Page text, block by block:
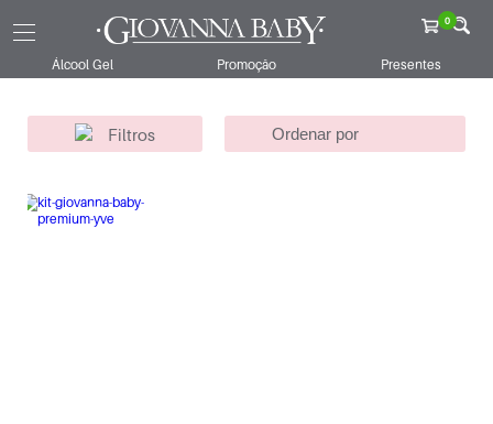
0
Álcool Gel Promoção Presentes
Giovanna Baby Kits Giovanna Baby
Yve
Dia Dos Namorados
Filtros